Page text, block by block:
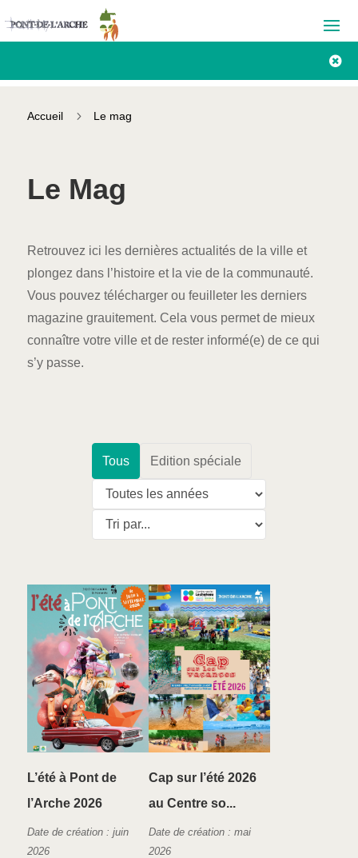

Accueil 5 Le mag
Le Mag
Retrouvez ici les dernières actualités de la ville et
plongez dans l’histoire et la vie de la communauté.
Vous pouvez télécharger ou feuilleter les derniers
magazine grauitement. Cela vous permet de mieux
connaître votre ville et de rester informé(e) de ce qui
s’y passe.
Tous Edition spéciale
L’été à Pont de
l’Arche 2026
Date de création : juin
2026
Cap sur l’été 2026
au Centre so...
Date de création : mai
2026